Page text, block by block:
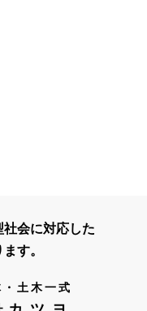
会に対応した
す。
土木一式